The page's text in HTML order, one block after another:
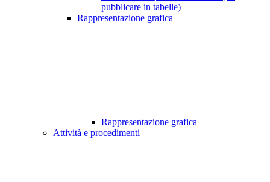
pubblicare in tabelle)
Rappresentazione grafica
Rappresentazione grafica
Attività e procedimenti